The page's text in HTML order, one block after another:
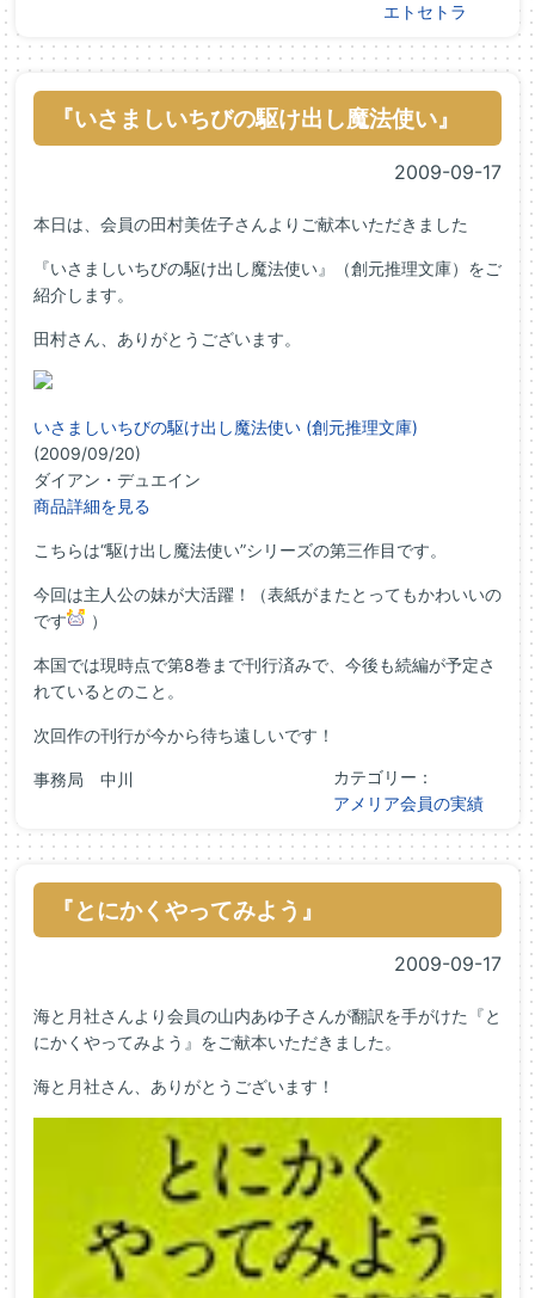
エトセトラ
『いさましいちびの駆け出し魔法使い』
2009-09-17
本日は、会員の田村美佐子さんよりご献本いただきました
『いさましいちびの駆け出し魔法使い』（創元推理文庫）をご
紹介します。
田村さん、ありがとうございます。
いさましいちびの駆け出し魔法使い (創元推理文庫)
(2009/09/20)
ダイアン・デュエイン
商品詳細を見る
こちらは“駆け出し魔法使い”シリーズの第三作目です。
今回は主人公の妹が大活躍！（表紙がまたとってもかわいいの
です
）
本国では現時点で第8巻まで刊行済みで、今後も続編が予定さ
れているとのこと。
次回作の刊行が今から待ち遠しいです！
事務局 中川
カテゴリー：
アメリア会員の実績
『とにかくやってみよう』
2009-09-17
海と月社さんより会員の山内あゆ子さんが翻訳を手がけた『と
にかくやってみよう』をご献本いただきました。
海と月社さん、ありがとうございます！